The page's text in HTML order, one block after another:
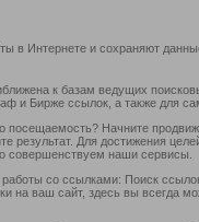
в Интернете и сохраняют
к базам ведущих
и Бирже ссылок, а также для
посещаемость? Начните
результат. Для достижения
совершенствуем наши сервисы.
со ссылками: Поиск
на ваш сайт, здесь вы всегда